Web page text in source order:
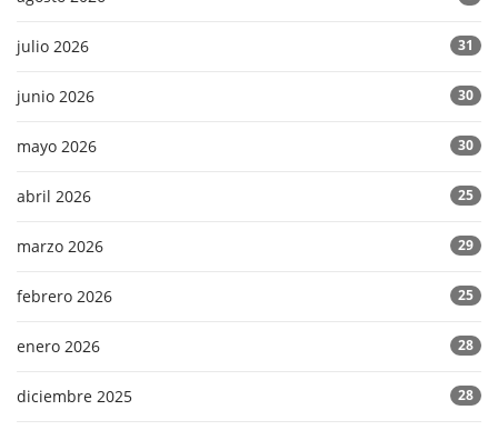
julio 2026 31
junio 2026 30
mayo 2026 30
abril 2026 25
marzo 2026 29
febrero 2026 25
enero 2026 28
diciembre 2025 28